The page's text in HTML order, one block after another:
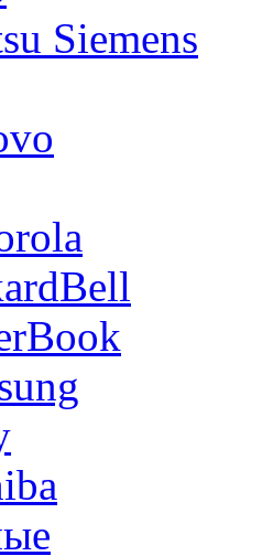
Siemens